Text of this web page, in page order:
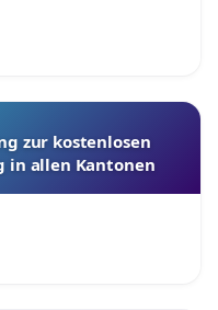
zur kostenlosen
in allen Kantonen